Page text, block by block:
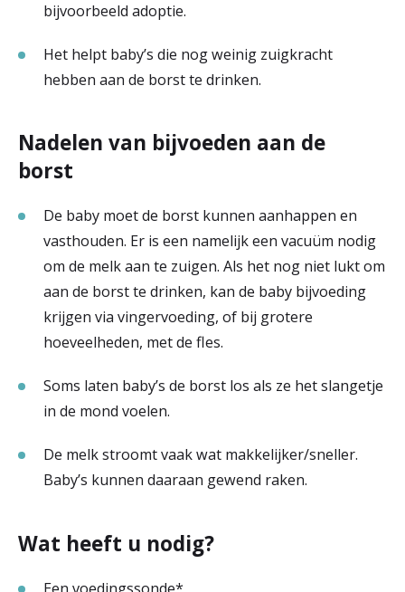
bijvoorbeeld adoptie.
Het helpt baby’s die nog weinig zuigkracht
hebben aan de borst te drinken.
Nadelen van bijvoeden aan de
borst
De baby moet de borst kunnen aanhappen en
vasthouden. Er is een namelijk een vacuüm nodig
om de melk aan te zuigen. Als het nog niet lukt om
aan de borst te drinken, kan de baby bijvoeding
krijgen via vingervoeding, of bij grotere
hoeveelheden, met de fles.
Soms laten baby’s de borst los als ze het slangetje
in de mond voelen.
De melk stroomt vaak wat makkelijker/sneller.
Baby’s kunnen daaraan gewend raken.
Wat heeft u nodig?